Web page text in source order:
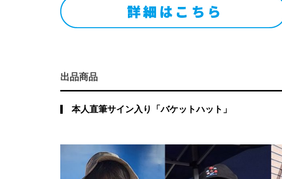
出品商品
本人直筆サイン入り「バケットハット」